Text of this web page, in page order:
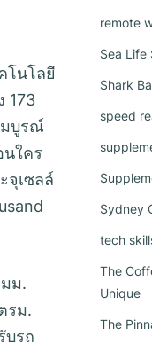
โนโลยี
173
บูรณ์
ใคร
จุเซลล์
ม.
รม.
บรถ
remote
Sea Life
Shark
speed
Sydney
tech
The
Unique
The